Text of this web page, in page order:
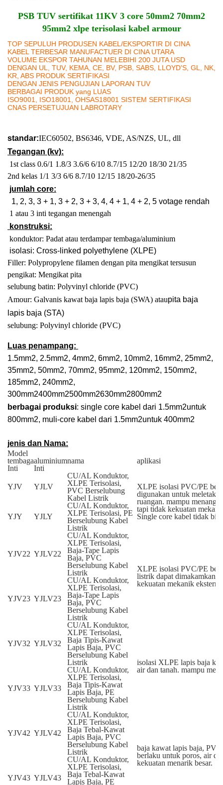
PSB TUV sertifikat 11KV 3 core 50mm2 70mm2
95mm2 xlpe terisolasi kabel armour
TOP SEPULUH PRODUSEN KABEL/EKSPORTIR DI CINA
KABEL TERBESAR MANUFACTUER DI CINA UTARA
VOLUME EKSPOR TAHUNAN MELEBIHI 200 JUTA USD
DENGAN UL, TUV, KEMA, CE, BV, PSB, SABS, LLOYD'S, GL, NK,
KR, ABS PRODUK SERTIFIKASI
DENGAN JENIS PENGUJIAN LAPORAN TUV
BERBAGAI PRODUK yang LUAS
ISO9001, ISO18001, OHSAS18001 SISTEM SERTIFIKASI
CNAS PERSETUJUAN LABROTARY
standar:IEC60502, BS6346, VDE, AS/NZS, UL, dll
Tegangan (kv):
1st class 0.6/1 1.8/3 3.6/6 6/10 8.7/15 12/20 18/30 21/35
2nd kelas 1/1 3/3 6/6 8.7/10 12/15 18/20-26/35
jumlah core:
1, 2, 3, 3 + 1, 3 + 2, 3 + 3, 4, 4 + 1, 4 + 2, 5 votage rendah
1 atau 3 inti tegangan menengah
konstruksi:
konduktor: Padat atau terdampar tembaga/aluminium
isolasi: Cross-linked polyethylene (XLPE)
Filler: Polypropylene filamen dengan pita mengikat tersusun
pengikat: Mengikat pita
selubung batin: Polyvinyl chloride (PVC)
Amour: Galvanis kawat baja lapis baja (SWA) ataupita baja
lapis baja (STA)
selubung: Polyvinyl chloride (PVC)
Luas penampang:
1.5mm2, 2.5mm2, 4mm2, 6mm2, 10mm2, 16mm2, 25mm2,
35mm2, 50mm2, 70mm2, 95mm2, 120mm2, 150mm2,
185mm2, 240mm2,
300mm2400mm2500mm2630mm2800mm2
berbagai produksi: single core kabel dari 1.5mm2untuk
800mm2, muli-core kabel dari 1.5mm2untuk 400mm2
jenis dan Nama:
Model
nama
aplikasi
tembaga
Inti
aluminium
Inti
YJV YJLV
CU/AL Konduktor,
XLPE Terisolasi,
PVC Berselubung
Kabel Listrik
XLPE isolasi PVC/PE
digunakan untuk
ruangan. mampu
tapi tidak kekuatan
Single core kabel tidak
YJY YJLY
CU/AL Konduktor,
XLPE Terisolasi, PE
Berselubung Kabel
Listrik
YJV22 YJLV22
CU/AL Konduktor,
XLPE Terisolasi,
Baja-Tape Lapis
Baja, PVC
Berselubung Kabel
Listrik
XLPE isolasi PVC/PE
listrik dapat dimakamkan
kekuatan mekanik
YJV23 YJLV23
CU/AL Konduktor,
XLPE Terisolasi,
Baja-Tape Lapis
Baja, PVC
Berselubung Kabel
Listrik
YJV32 YJLV32
CU/AL Konduktor,
XLPE Terisolasi,
Baja Tipis-Kawat
Lapis Baja, PVC
Berselubung Kabel
Listrik
isolasi XLPE lapis baja
air dan tanah. mampu
YJV33 YJLV33
CU/AL Konduktor,
XLPE Terisolasi,
Baja Tipis-Kawat
Lapis Baja, PE
Berselubung Kabel
Listrik
YJV42 YJLV42
CU/AL Konduktor,
XLPE Terisolasi,
Baja Tebal-Kawat
Lapis Baja, PVC
Berselubung Kabel
Listrik
baja kawat lapis baja,
berlaku untuk poros, air
kekuatan menarik besar.
YJV43 YJLV43
CU/AL Konduktor,
XLPE Terisolasi,
Baja Tebal-Kawat
Lapis Baja, PE